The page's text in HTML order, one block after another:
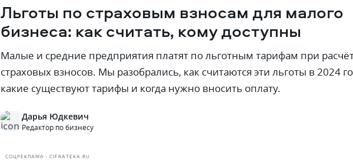
Льготы по страховым взносам для малого
бизнеса: как считать‚ кому доступны
Малые и средние предприятия платят по льготным тарифам при
страховых взносов. Мы разобрались‚ как считаются эти льготы в 2024
какие существуют тарифы и когда нужно вносить оплату.
Дарья Юдкевич
Редактор по бизнесу
СОЦРЕКЛАМА • CIFRATEKA.RU